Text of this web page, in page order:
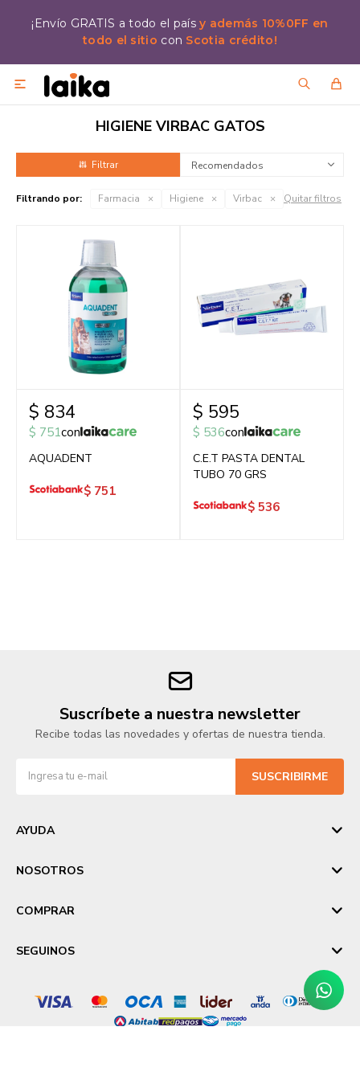
¡Envío GRATIS a todo el paísy además 10%0FF en
todo el sitio con Scotia crédito!

HIGIENE VIRBAC GATOS
Recomendados
Filtrando por: Farmacia Higiene Virbac Quitar filtros
$ 834
$ 751con
AQUADENT
$ 751
$ 595
$ 536con
C.E.T PASTA DENTAL
TUBO 70 GRS
$ 536
Suscríbete a nuestra newsletter
Recibe todas las novedades y ofertas de nuestra tienda.
SUSCRIBIRME
AYUDA
NOSOTROS
COMPRAR
SEGUINOS